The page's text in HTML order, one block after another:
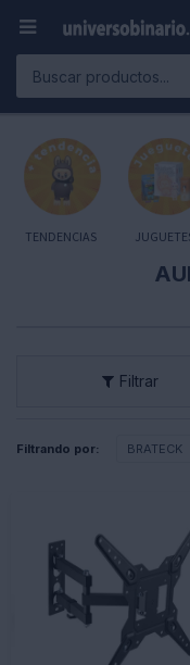

TENDENCIAS
Filtrando por: BRATECK